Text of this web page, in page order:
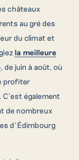
châteaux
au gré des
du climat et
la meilleure
, de juin à août, où
profiter
également
de nombreux
d’Édimbourg